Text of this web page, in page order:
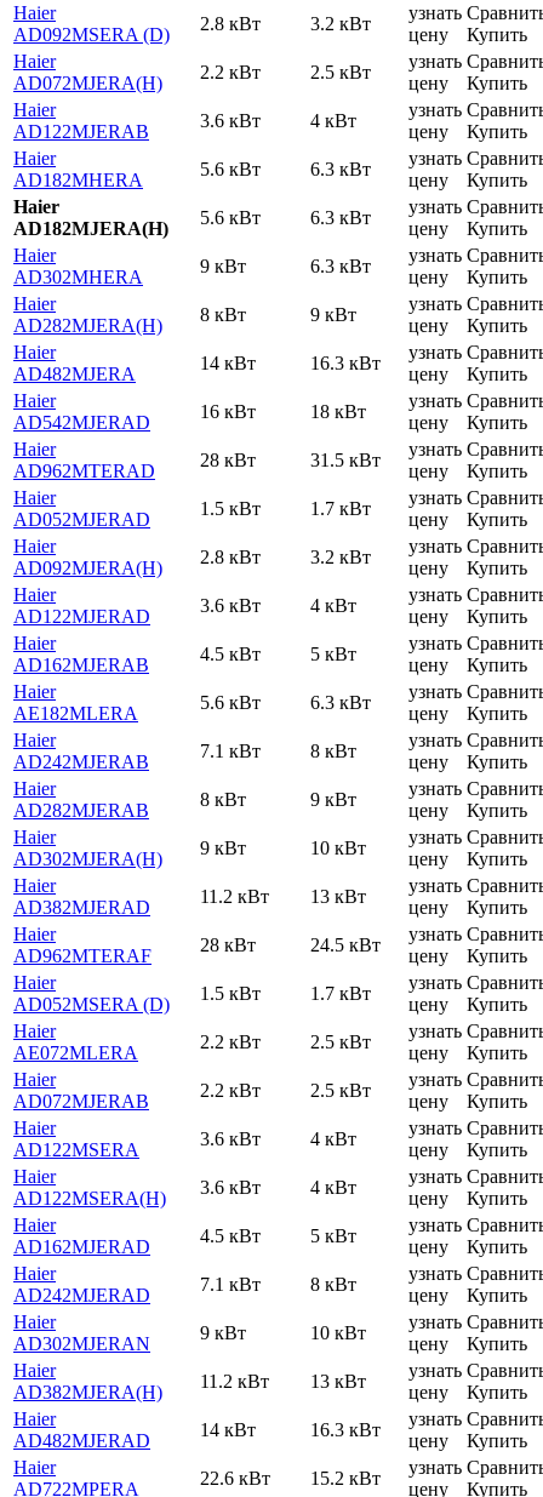
Haier
AD092MSERA (D)
2.8 кВт 3.2 кВт
узнать
цену
Купить
Haier
AD072MJERA(H)
2.2 кВт 2.5 кВт
узнать
цену
Купить
Haier
AD122MJERAB
3.6 кВт 4 кВт
узнать
цену
Купить
Haier
AD182MHERA
5.6 кВт 6.3 кВт
узнать
цену
Купить
Haier
AD182MJERA(H)
5.6 кВт 6.3 кВт
узнать
цену
Купить
Haier
AD302MHERA
9 кВт 6.3 кВт
узнать
цену
Купить
Haier
AD282MJERA(H)
8 кВт 9 кВт
узнать
цену
Купить
Haier
AD482MJERA
14 кВт 16.3 кВт
узнать
цену
Купить
Haier
AD542MJERAD
16 кВт 18 кВт
узнать
цену
Купить
Haier
AD962MTERAD
28 кВт 31.5 кВт
узнать
цену
Купить
Haier
AD052MJERAD
1.5 кВт 1.7 кВт
узнать
цену
Купить
Haier
AD092MJERA(H)
2.8 кВт 3.2 кВт
узнать
цену
Купить
Haier
AD122MJERAD
3.6 кВт 4 кВт
узнать
цену
Купить
Haier
AD162MJERAB
4.5 кВт 5 кВт
узнать
цену
Купить
Haier
AE182MLERA
5.6 кВт 6.3 кВт
узнать
цену
Купить
Haier
AD242MJERAB
7.1 кВт 8 кВт
узнать
цену
Купить
Haier
AD282MJERAB
8 кВт 9 кВт
узнать
цену
Купить
Haier
AD302MJERA(H)
9 кВт 10 кВт
узнать
цену
Купить
Haier
AD382MJERAD
11.2 кВт 13 кВт
узнать
цену
Купить
Haier
AD962MTERAF
28 кВт 24.5 кВт
узнать
цену
Купить
Haier
AD052MSERA (D)
1.5 кВт 1.7 кВт
узнать
цену
Купить
Haier
AE072MLERA
2.2 кВт 2.5 кВт
узнать
цену
Купить
Haier
AD072MJERAB
2.2 кВт 2.5 кВт
узнать
цену
Купить
Haier
AD122MSERA
3.6 кВт 4 кВт
узнать
цену
Купить
Haier
AD122MSERA(H)
3.6 кВт 4 кВт
узнать
цену
Купить
Haier
AD162MJERAD
4.5 кВт 5 кВт
узнать
цену
Купить
Haier
AD242MJERAD
7.1 кВт 8 кВт
узнать
цену
Купить
Haier
AD302MJERAN
9 кВт 10 кВт
узнать
цену
Купить
Haier
AD382MJERA(H)
11.2 кВт 13 кВт
узнать
цену
Купить
Haier
AD482MJERAD
14 кВт 16.3 кВт
узнать
цену
Купить
Haier
AD722MPERA
22.6 кВт 15.2 кВт
узнать
цену
Купить